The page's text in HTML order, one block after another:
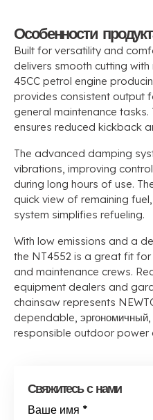
Особенности
Built for versatility and
delivers smooth cutting
45CC petrol engine
provides consistent output
general maintenance tasks.
ensures reduced kickback
The advanced damping
vibrations, improving
during long hours of use.
quick view of remaining fuel,
system simplifies refueling.
With low emissions and a
the NT4552 is a great fit
and maintenance crews.
equipment dealers and
chainsaw represents
dependable, эргономичный,
responsible outdoor power
Свяжитесь с нами
Ваше имя *